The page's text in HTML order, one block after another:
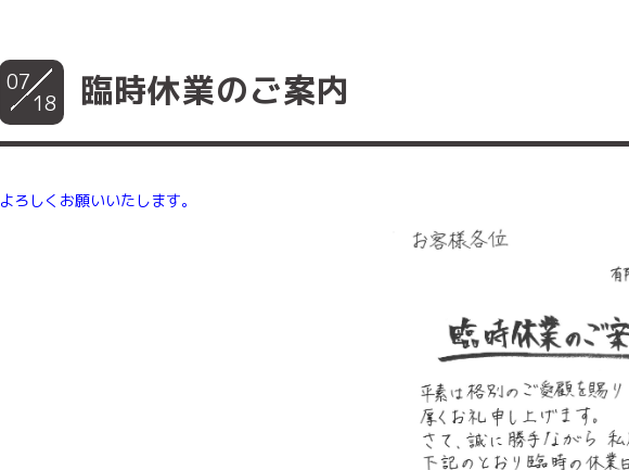
07
18 臨時休業のご案内
よろしくお願いいたします。